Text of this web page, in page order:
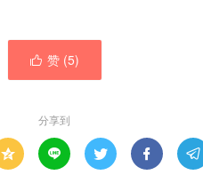
 赞 (5)
分享到
    